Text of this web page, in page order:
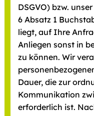
DSGVO) bzw.
6 Absatz 1
liegt, auf Ihre
Anliegen sonst in
zu können. Wir
Dauer, die zur
Kommunikation
erforderlich ist.